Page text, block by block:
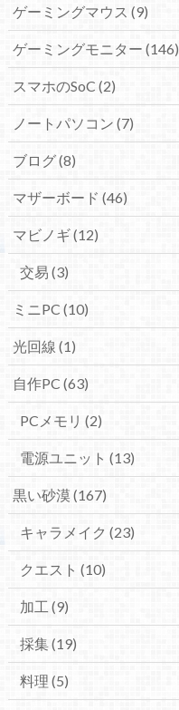
ゲーミングマウス (9)
ゲーミングモニター (146)
スマホのSoC (2)
ノートパソコン (7)
ブログ(8)
マザーボード (46)
マビノギ(12)
交易 (3)
ミニPC (10)
光回線 (1)
自作PC (63)
PCメモリ (2)
電源ユニット (13)
黒い砂漠 (167)
キャラメイク (23)
クエスト (10)
加工 (9)
採集(19)
料理 (5)